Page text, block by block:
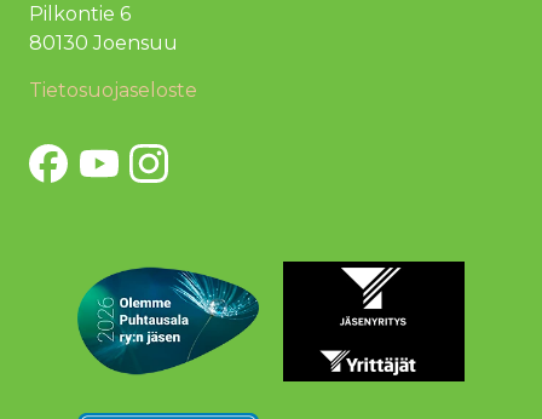
Pilkontie 6
80130 Joensuu
Tietosuojaseloste